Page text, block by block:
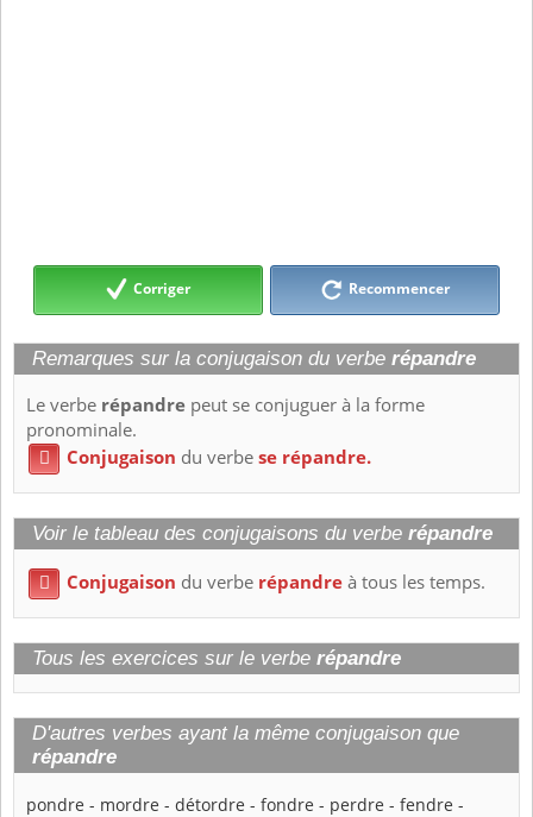
Corriger Recommencer
Remarques sur la conjugaison du verbe répandre
Le verbe répandre peut se conjuguer à la forme
pronominale.
 Conjugaison du verbese répandre.
Voir le tableau des conjugaisons du verbe répandre
 Conjugaison du verbe répandreà tous les temps.
Tous les exercices sur le verbe répandre
D'autres verbes ayant la même conjugaison que
répandre
pondre - mordre - détordre - fondre - perdre - fendre -